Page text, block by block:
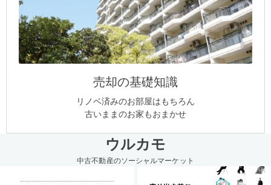
売却の基礎知識
リノベ済みのお部屋はもちろん
古いままのお家もおまかせ
ウルカモ
中古不動産のソーシャルマーケット